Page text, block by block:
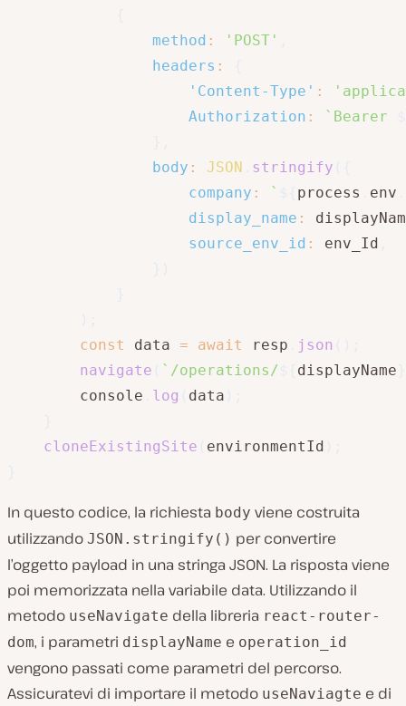
method : 'POST'
headers :
'Content-Type' :
Authorization : ` Bearer
body : JSON stringify
company : ` process env
display_name :
source_env_id : env_Id
const
data = await resp json
navigate
` /operations/ displayName
        console
log data
cloneExistingSite
environmentId
In questo codice, la richiesta body viene costruita
utilizzando JSON.stringify() per convertire
l’oggetto payload in una stringa JSON. La risposta viene
poi memorizzata nella variabile data. Utilizzando il
metodo useNavigate della libreria react-router-
dom, i parametri displayName e operation_id
vengono passati come parametri del percorso.
Assicuratevi di importare il metodo useNaviagte e di